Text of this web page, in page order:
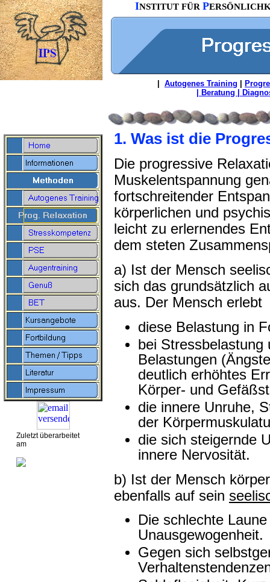
Zuletzt überarbeitet
am
INSTITUT FÜR P
Autogenes Training
| Beratung |
1. Was ist die
Die progressive
Muskelentspannung
fortschreitender
körperlichen und
leicht zu erlernendes
dem steten
a) Ist der Mensch
sich das grundsätzlich
aus. Der Mensch erlebt
diese Belastung in
bei Stressbelastung
Belastungen
deutlich erhöhtes
Körper- und
die innere Unruhe,
der
die sich steigernde
innere Nervosität.
b) Ist der Mensch
ebenfalls auf sein
Die schlechte
Unausgewogenheit.
Gegen sich